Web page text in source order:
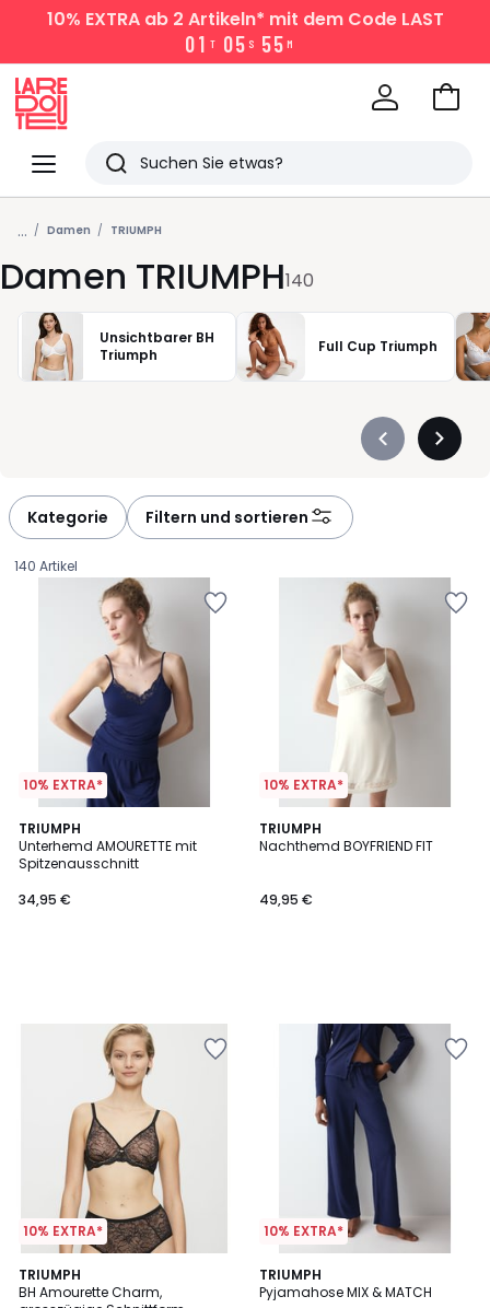
10% EXTRAab 2 Artikeln* mit dem Code LAST
01 T 05 S 54 M
Menü
Redoute
Suchen
Zuletzt
angesehen
Artikel
Zum
... Damen TRIUMPH
Damen TRIUMPH140
Unsichtbarer BH
Triumph
Full Cup Triumph
Précédent
Kategorie Filtern und sortieren
140 Artikel
10% EXTRA*
TRIUMPH
Unterhemd AMOURETTE mit
Spitzenausschnitt
€.
34,95 €
10% EXTRA*
TRIUMPH
Nachthemd BOYFRIEND FIT
49,95 €
10% EXTRA*
TRIUMPH
BH Amourette Charm,
4,5
/ 5
10% EXTRA*
TRIUMPH
Pyjamahose MIX & MATCH